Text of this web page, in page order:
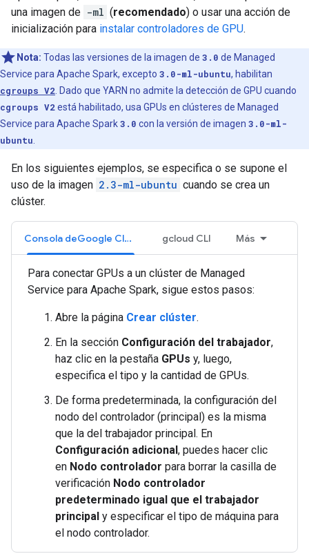
una imagen de -ml (recomendado) o usar una acción de
inicialización para instalar controladores de GPU.
Nota: Todas las versiones de la imagen de 3.0 de Managed
Service para Apache Spark, excepto 3.0-ml-ubuntu, habilitan
cgroups V2 . Dado que YARN no admite la detección de GPU cuando
cgroups V2está habilitado, usa GPUs en clústeres de Managed
Service para Apache Spark3.0 con la versión de imagen 3.0-ml-
ubuntu
En los siguientes ejemplos, se especifica o se supone el
uso de la imagen 2.3-ml-ubuntu cuando se crea un
clúster.
Consola deGoogle Cloud gcloud CLI Más
Para conectar GPUs a un clúster de Managed
Service para Apache Spark, sigue estos pasos:
Abre la página Crear clúster.
En la sección Configuración del trabajador,
haz clic en la pestaña GPUs y, luego,
especifica el tipo y la cantidad de GPUs.
De forma predeterminada, la configuración del
nodo del controlador (principal) es la misma
que la del trabajador principal. En
Configuración adicional, puedes hacer clic
en Nodo controlador para borrar la casilla de
verificación Nodo controlador
predeterminado igual que el trabajador
principal y especificar el tipo de máquina para
el nodo controlador.